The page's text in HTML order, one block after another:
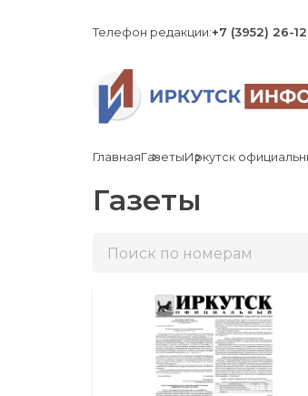
Телефон редакции:+7 (3952) 26-
ГлавнаяГазетыИркутск
Газеты